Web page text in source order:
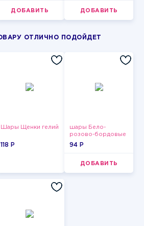
ДОБАВИТЬ ДОБАВИТЬ
ОТЛИЧНО ПОДОЙДЕТ
Шары Щенки гелий
118 P
шары Бело-
розово-бордовые
металлик
94 P
ДОБАВИТЬ